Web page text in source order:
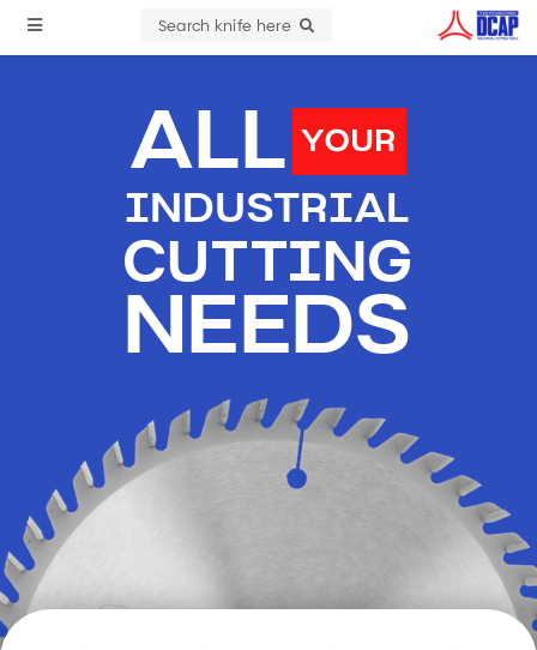
Search knife here
ALL YOUR
INDUSTRIAL
CUTTING
NEEDS